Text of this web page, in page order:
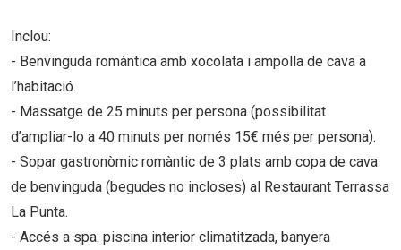
Inclou:
- Benvinguda romàntica amb xocolata i ampolla de cava a
l’habitació.
- Massatge de 25 minuts per persona (possibilitat
d’ampliar-lo a 40 minuts per només 15€ més per persona).
- Sopar gastronòmic romàntic de 3 plats amb copa de cava
de benvinguda (begudes no incloses) al Restaurant Terrassa
La Punta.
- Accés a spa: piscina interior climatitzada, banyera